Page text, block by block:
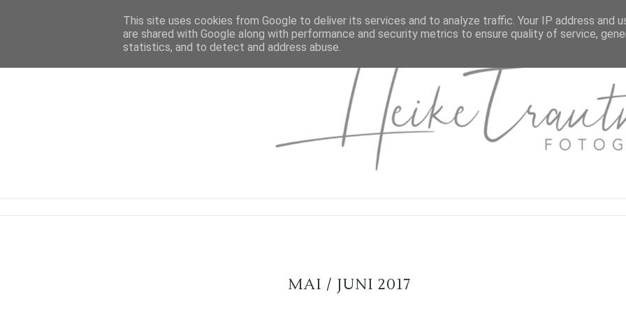
MAI / JUNI 2017
This site uses cookies from Google to deliver its services and to analyze traffic. Your IP address and
are shared with Google along with performance and security metrics to ensure quality of service,
statistics, and to detect and address abuse.